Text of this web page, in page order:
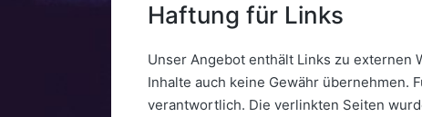
Haftung für Links
Unser Angebot enthält Links zu externen
Inhalte auch keine Gewähr
verantwortlich. Die verlinkten Seiten